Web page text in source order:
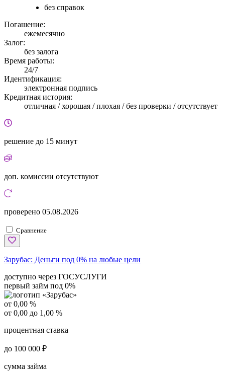
без справок
Погашение:
ежемесячно
Залог:
без залога
Время работы:
24/7
Идентификация:
электронная подпись
Кредитная история:
отличная / хорошая / плохая / без проверки / отсутствует
решение до 15 минут
доп. комиссии отсутствуют
проверено 05.08.2026
Сравнение
Зарубас: Деньги под 0% на любые цели
доступно через ГОСУСЛУГИ
первый займ под 0%
от 0,00 %
от 0,00 до 1,00 %
процентная ставка
до 100 000 ₽
сумма займа